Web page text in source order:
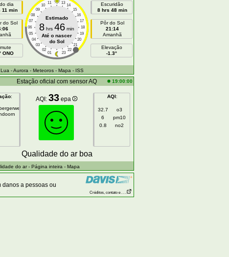
dia
11 min
do Sol
ONO
11 13
10
14
09
15
08
16
07
17
06
18
05
19
04
20
03
21
02
22
01 23
Estimado
8 hrs 46 min
Até o nascer
do Sol
Escuridão
8 hrs 48 min
Pôr do Sol
21:14
Amanhã
Elevação
-1.3°
- Aurora - Meteoros - Mapa - ISS
Estação oficial com sensor AQ 19:00:00
: AQI: 33 epa AQI:
32.7
o3
6
pm10
0.8
no2
Qualidade do ar boa
do ar - Página inteira - Mapa
danos a pessoas ou
Créditos, contato e . . .